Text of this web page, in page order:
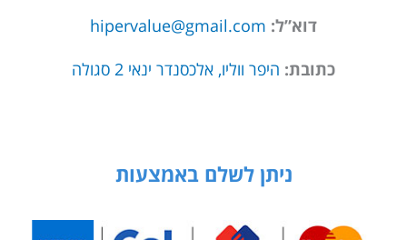
דוא”ל: hipervalue@gmail.com
כתובת: היפר ווליו, אלכסנדר ינאי 2 סגולה
ניתן לשלם באמצעות